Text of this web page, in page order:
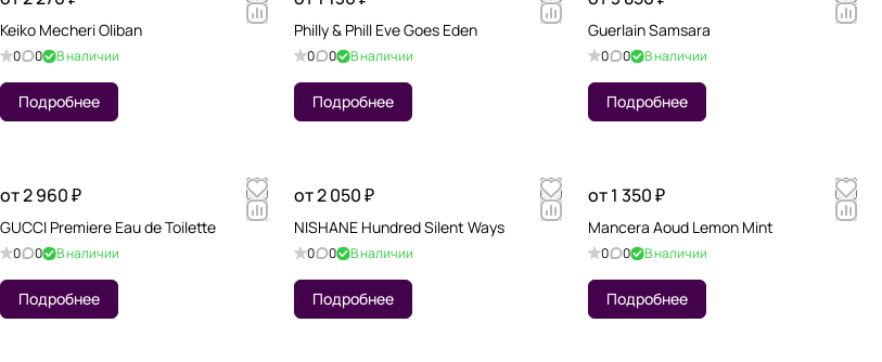
Keiko Mecheri Oliban
0 0 В наличии
Подробнее
Philly & Phill Eve Goes Eden
0 0 В наличии
Подробнее
Guerlain Samsara
0 0 В наличии
Подробнее
от 2 960 ₽
GUCCI Premiere Eau de Toilette
0 0 В наличии
Подробнее
от 2 050 ₽
NISHANE Hundred Silent Ways
0 0 В наличии
Подробнее
от 1 350 ₽
Mancera Aoud Lemon Mint
0 0 В наличии
Подробнее